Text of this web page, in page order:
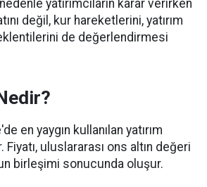
yatırımcıların karar verirken
değil, kur hareketlerini, yatırım
de değerlendirmesi
en yaygın kullanılan yatırım
Fiyatı, uluslararası ons altın değeri
birleşimi sonucunda oluşur.